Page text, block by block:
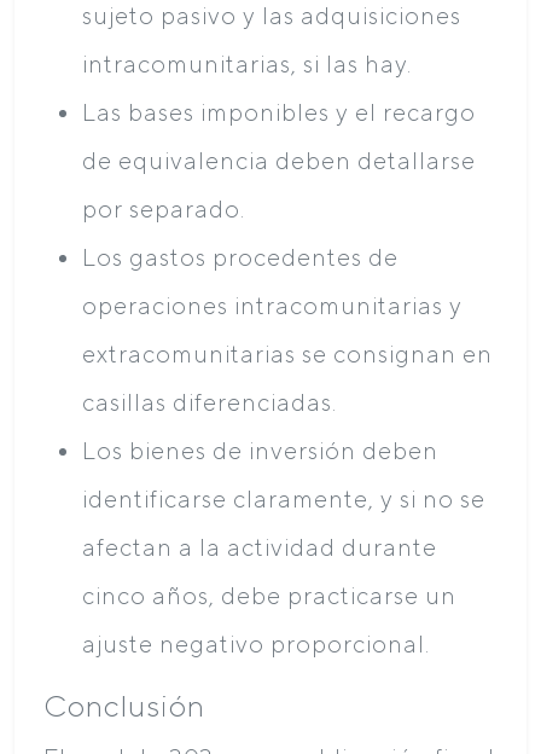
sujeto pasivo y las adquisiciones
intracomunitarias, si las hay.
Las bases imponibles y el recargo
de equivalencia deben detallarse
por separado.
Los gastos procedentes de
operaciones intracomunitarias y
extracomunitarias se consignan en
casillas diferenciadas.
Los bienes de inversión deben
identificarse claramente, y si no se
afectan a la actividad durante
cinco años, debe practicarse un
ajuste negativo proporcional.
Conclusión